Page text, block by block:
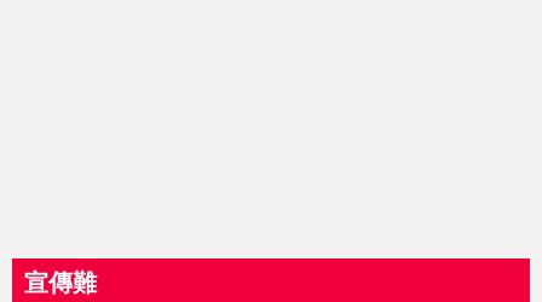
宣傳難